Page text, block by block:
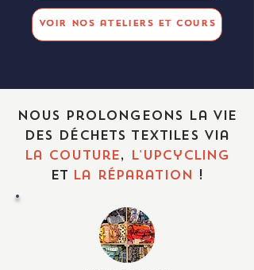
Voir nos ateliers et cours
Nous prolongeons la vie
des déchets textiles via
la couture,
l'upcycling
et
la réparation !